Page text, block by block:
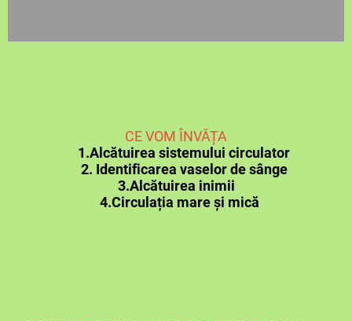
CE VOM ÎNVĂȚA
1.Alcătuirea sistemului circulator
2. Identificarea vaselor de sânge
3.Alcătuirea inimii
4.Circulația mare și mică